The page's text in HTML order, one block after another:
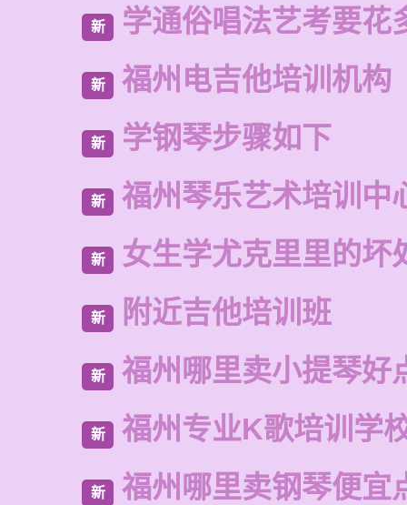
新 学通俗唱法艺考要花
新 福州电吉他培训机构
新 学钢琴步骤如下
新 福州琴乐艺术培训中
新 女生学尤克里里的坏
新 附近吉他培训班
新 福州哪里卖小提琴好
新 福州专业K歌培训学
新 福州哪里卖钢琴便宜